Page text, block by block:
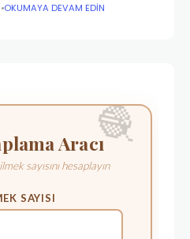
kadın içindir. Her
OKUMAYA DEVAM EDIN